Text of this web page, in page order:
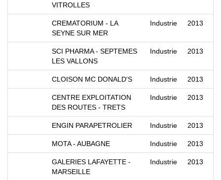
VITROLLES
CREMATORIUM - LA
SEYNE SUR MER
Industrie 2013
SCI PHARMA - SEPTEMES
LES VALLONS
Industrie 2013
CLOISON MC DONALD'S Industrie 2013
CENTRE EXPLOITATION
DES ROUTES - TRETS
Industrie 2013
ENGIN PARAPETROLIER Industrie 2013
MOTA - AUBAGNE Industrie 2013
GALERIES LAFAYETTE -
MARSEILLE
Industrie 2013